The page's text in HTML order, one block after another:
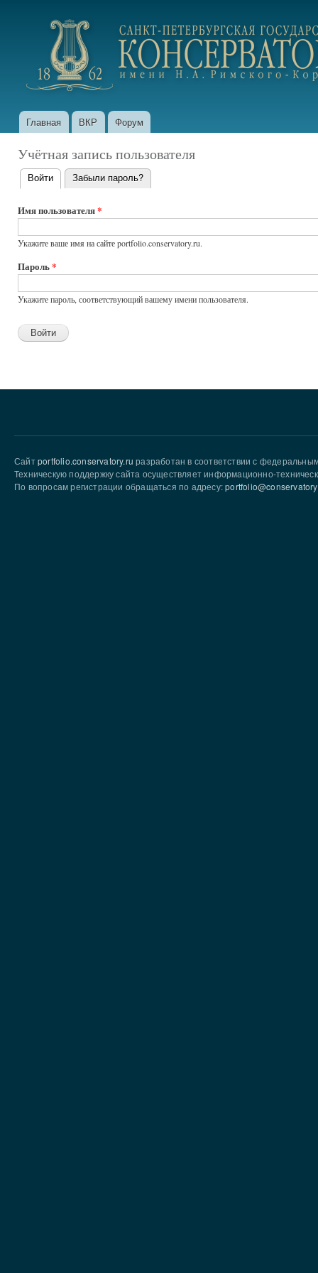
portfolio.conservatory.ru
Главное меню
Главная ВКР Форум
Учётная запись пользователя
Главные
вкладки
Войти (активная вкладка)
Забыли пароль?
Имя пользователя*
Укажите ваше имя на сайте portfolio.conservatory.ru.
Пароль*
Укажите пароль, соответствующий вашему имени пользователя.
Сайтportfolio.conservatory.ru разработан в соответствии с
Техническую поддержку сайта осуществляет информационно-
По вопросам регистрации обращаться по адресу: